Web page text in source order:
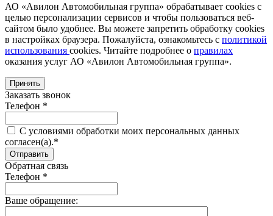
АО «Авилон Автомобильная группа» обрабатывает cookies с
целью персонализации сервисов и чтобы пользоваться веб-
сайтом было удобнее. Вы можете запретить обработку сookies
в настройках браузера. Пожалуйста, ознакомьтесь с политикой
использования cookies. Читайте подробнее о правилах
оказания услуг АО «Авилон Автомобильная группа».
Принять
Заказать звонок
Телефон *
C условиями обработки моих персональных данных
согласен(а).*
Обратная связь
Телефон *
Ваше обращение: